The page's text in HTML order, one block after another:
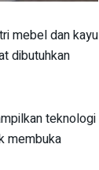
mebel dan kayu
dibutuhkan
teknologi
membuka